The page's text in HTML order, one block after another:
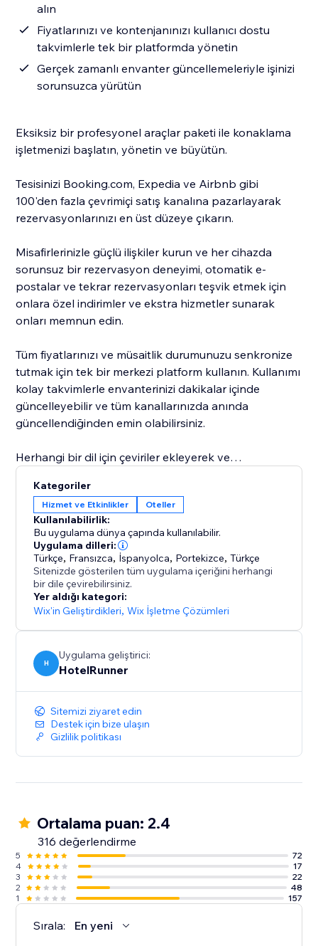
alın
Fiyatlarınızı ve kontenjanınızı kullanıcı dostu
takvimlerle tek bir platformda yönetin
Gerçek zamanlı envanter güncellemeleriyle işinizi
sorunsuzca yürütün
Eksiksiz bir profesyonel araçlar paketi ile konaklama
işletmenizi başlatın, yönetin ve büyütün.
Tesisinizi Booking.com, Expedia ve Airbnb gibi
100'den fazla çevrimiçi satış kanalına pazarlayarak
rezervasyonlarınızı en üst düzeye çıkarın.
Misafirlerinizle güçlü ilişkiler kurun ve her cihazda
sorunsuz bir rezervasyon deneyimi, otomatik e-
postalar ve tekrar rezervasyonları teşvik etmek için
onlara özel indirimler ve ekstra hizmetler sunarak
onları memnun edin.
Tüm fiyatlarınızı ve müsaitlik durumunuzu senkronize
tutmak için tek bir merkezi platform kullanın. Kullanımı
kolay takvimlerle envanterinizi dakikalar içinde
güncelleyebilir ve tüm kanallarınızda anında
güncellendiğinden emin olabilirsiniz.
Herhangi bir dil için çeviriler ekleyerek ve
küresel bir kitleye ulaşın.
Kendimizi başarınıza adadık ve müşteri destek
ekibimiz her adımda size yardımcı olmak için burada.
Kategoriler
Hizmet ve Etkinlikler Oteller
Kullanılabilirlik:
Bu uygulama dünya çapında kullanılabilir.
Uygulama dilleri:
Türkçe, Fransızca, İspanyolca, Portekizce,Türkçe
Sitenizde gösterilen tüm uygulama içeriğini herhangi
bir dile çevirebilirsiniz.
Yer aldığı kategori:
Wix'in Geliştirdikleri,Wix İşletme Çözümleri
H
Uygulama geliştirici:
HotelRunner
Sitemizi ziyaret edin
Destek için bize ulaşın
Gizlilik politikası
Ortalama puan: 2.4
316 değerlendirme
5
72
4
17
3
22
2
48
1
157
Sırala: En yeni